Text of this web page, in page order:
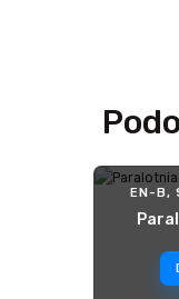
EN-B,